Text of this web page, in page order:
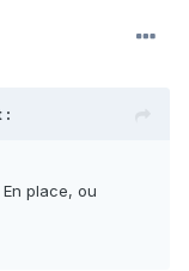
:
place, ou